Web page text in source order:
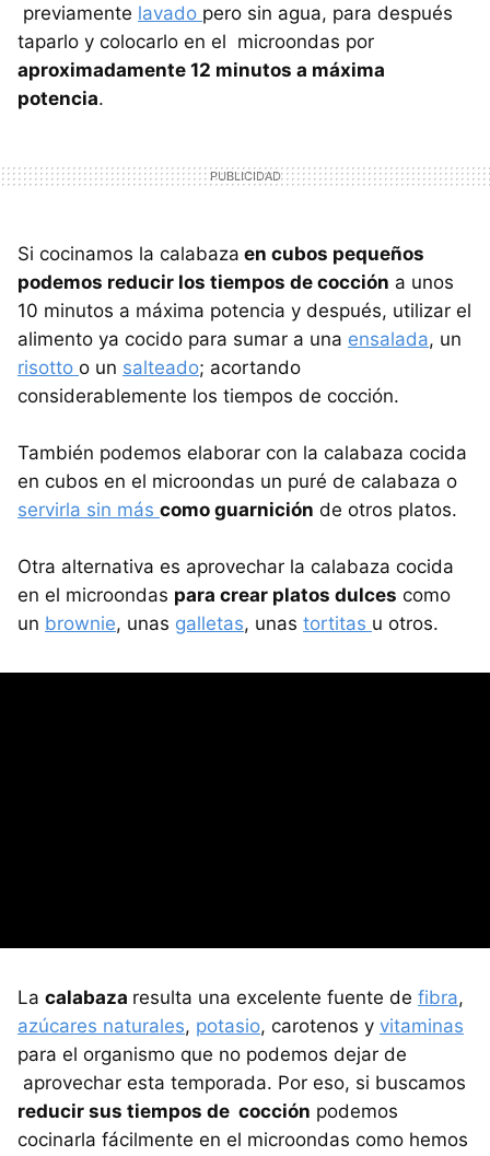
previamente lavado pero sin agua, para después
taparlo y colocarlo en el microondas por
aproximadamente 12 minutos a máxima
potencia.
Si cocinamos la calabaza en cubos pequeños
podemos reducir los tiempos de cocción a unos
10 minutos a máxima potencia y después, utilizar el
alimento ya cocido para sumar a una ensalada, un
risotto o un salteado; acortando
considerablemente los tiempos de cocción.
También podemos elaborar con la calabaza cocida
en cubos en el microondas un puré de calabaza o
servirla sin más como guarnición de otros platos.
Otra alternativa es aprovechar la calabaza cocida
en el microondas para crear platos dulces como
un brownie, unas galletas, unas tortitas u otros.
La calabaza resulta una excelente fuente de fibra,
azúcares naturales, potasio, carotenos y vitaminas
para el organismo que no podemos dejar de
aprovechar esta temporada. Por eso, si buscamos
reducir sus tiempos de cocción podemos
cocinarla fácilmente en el microondas como hemos